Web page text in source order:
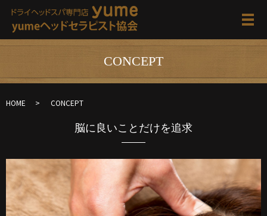
メ
CONCEPT
HOME CONCEPT
脳に良いことだけを追求